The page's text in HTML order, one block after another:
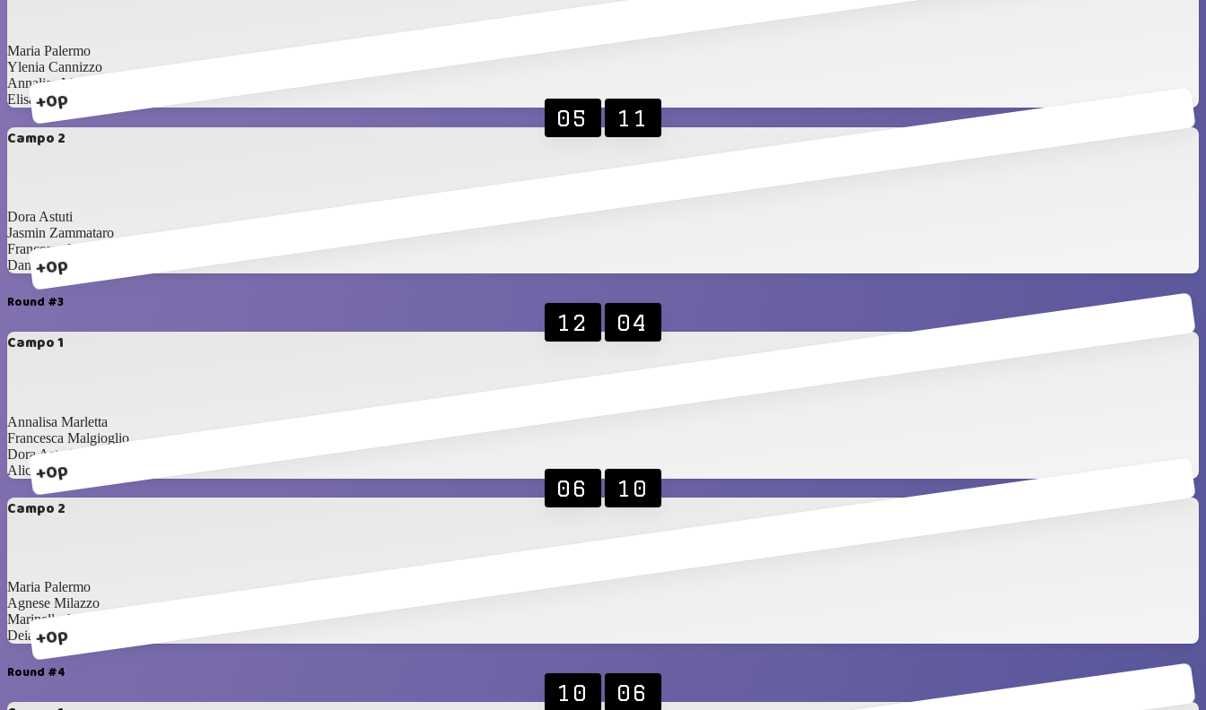
+0p
Maria Palermo
Ylenia Cannizzo
Annalisa Marletta
Elisa Malgioglio
Campo 2
+0p
05 11
Dora Astuti
Jasmin Zammataro
Francesca Malgioglio
Daniela Novello
Round #3
Campo 1
+0p
12 04
Annalisa Marletta
Francesca Malgioglio
Dora Astuti
Alice Murgo
Campo 2
+0p
06 10
Maria Palermo
Agnese Milazzo
Marinella Attaguile
Deianira Scapellato
Round #4
10 06